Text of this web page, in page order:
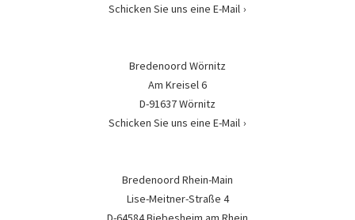
Schicken Sie uns eine E-Mail
Bredenoord Wörnitz
Am Kreisel 6
D-91637 Wörnitz
Schicken Sie uns eine E-Mail
Bredenoord Rhein-Main
Lise-Meitner-Straße 4